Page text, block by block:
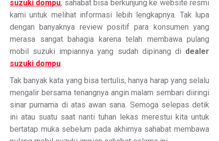
suzuki dompu, sahabat bisa berkunjung ke website resmi
kami untuk melihat informasi lebih lengkapnya. Tak lupa
dengan banyaknya review positif para konsumen yang
merasa sangat bahagia karena telah membawa pulang
mobil suzuki impiannya yang sudah dipinang di dealer
suzuki dompu
Tak banyak kata yang bisa tertulis, hanya harap yang selalu
mengalir bersama tenangnya angin malam sembari diiringi
sinar purnama di atas awan sana. Semoga selepas detik
ini atau suatu saat nanti tuhan lekas merestui kita untuk
bertatap muka sebelum pada akhirnya sahabat membawa